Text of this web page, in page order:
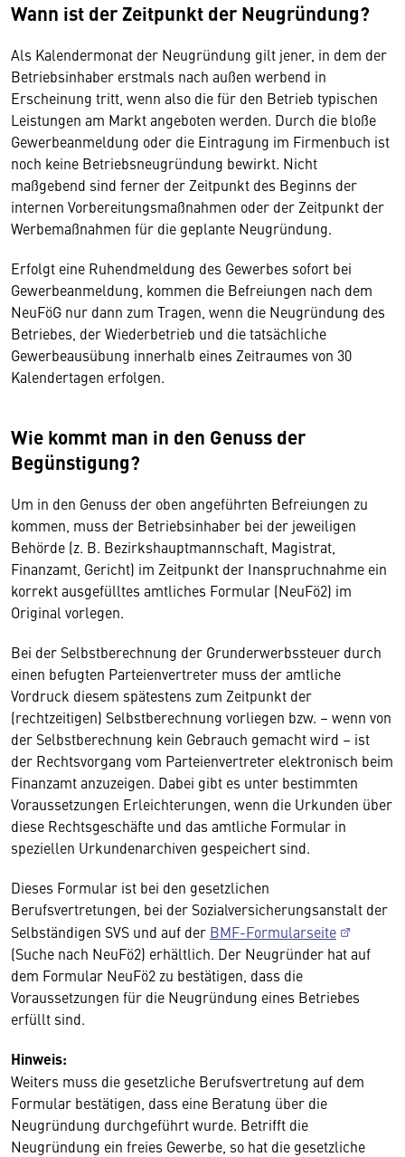
Wann ist der Zeitpunkt der Neugründung?
Als Kalendermonat der Neugründung gilt jener, in dem der
Betriebsinhaber erstmals nach außen werbend in
Erscheinung tritt, wenn also die für den Betrieb typischen
Leistungen am Markt angeboten werden. Durch die bloße
Gewerbeanmeldung oder die Eintragung im Firmenbuch ist
noch keine Betriebsneugründung bewirkt. Nicht
maßgebend sind ferner der Zeitpunkt des Beginns der
internen Vorbereitungsmaßnahmen oder der Zeitpunkt der
Werbemaßnahmen für die geplante Neugründung.
Erfolgt eine Ruhendmeldung des Gewerbes sofort bei
Gewerbeanmeldung, kommen die Befreiungen nach dem
NeuFöG nur dann zum Tragen, wenn die Neugründung des
Betriebes, der Wiederbetrieb und die tatsächliche
Gewerbeausübung innerhalb eines Zeitraumes von 30
Kalendertagen erfolgen.
Wie kommt man in den Genuss der
Begünstigung?
Um in den Genuss der oben angeführten Befreiungen zu
kommen, muss der Betriebsinhaber bei der jeweiligen
Behörde (z. B. Bezirkshauptmannschaft, Magistrat,
Finanzamt, Gericht) im Zeitpunkt der Inanspruchnahme ein
korrekt ausgefülltes amtliches Formular (NeuFö2) im
Original vorlegen.
Bei der Selbstberechnung der Grunderwerbssteuer durch
einen befugten Parteienvertreter muss der amtliche
Vordruck diesem spätestens zum Zeitpunkt der
(rechtzeitigen) Selbstberechnung vorliegen bzw. – wenn von
der Selbstberechnung kein Gebrauch gemacht wird – ist
der Rechtsvorgang vom Parteienvertreter elektronisch beim
Finanzamt anzuzeigen. Dabei gibt es unter bestimmten
Voraussetzungen Erleichterungen, wenn die Urkunden über
diese Rechtsgeschäfte und das amtliche Formular in
speziellen Urkundenarchiven gespeichert sind.
Dieses Formular ist bei den gesetzlichen
Berufsvertretungen, bei der Sozialversicherungsanstalt der
Selbständigen SVS und auf der BMF-Formularseite
(Suche nach NeuFö2) erhältlich. Der Neugründer hat auf
dem Formular NeuFö2 zu bestätigen, dass die
Voraussetzungen für die Neugründung eines Betriebes
erfüllt sind.
Hinweis:
Weiters muss die gesetzliche Berufsvertretung auf dem
Formular bestätigen, dass eine Beratung über die
Neugründung durchgeführt wurde. Betrifft die
Neugründung ein freies Gewerbe, so hat die gesetzliche